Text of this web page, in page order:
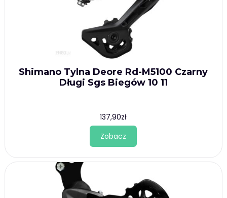
Shimano Tylna Deore Rd-M5100 Czarny
Długi Sgs Biegów 10 11
137,90zł
Zobacz